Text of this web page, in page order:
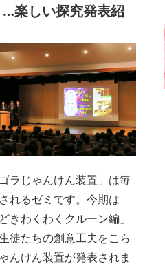
楽しい探究発表紹
ゴラじゃんけん装置」は毎
れるゼミです。今期は
きわくわくクルーン編」
徒たちの創意工夫をこら
んけん装置が発表されま